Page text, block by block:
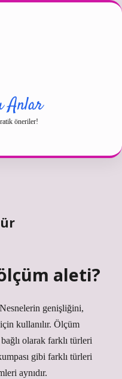
Anlar
öneriler!
aleti?
genişliğini,
kullanılır. Ölçüm
olarak farklı türleri
gibi farklı türleri
aynıdır.